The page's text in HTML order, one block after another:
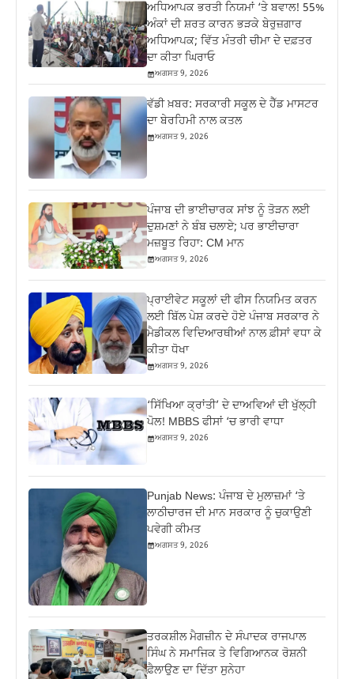
ਅਧਿਆਪਕ ਭਰਤੀ ਨਿਯਮਾਂ ‘ਤੇ ਬਵਾਲ! 55%
ਅੰਕਾਂ ਦੀ ਸ਼ਰਤ ਕਾਰਨ ਭੜਕੇ ਬੇਰੁਜ਼ਗਾਰ
ਅਧਿਆਪਕ; ਵਿੱਤ ਮੰਤਰੀ ਚੀਮਾ ਦੇ ਦਫ਼ਤਰ
ਦਾ ਕੀਤਾ ਘਿਰਾਓ
ਅਗਸਤ 9, 2026
ਵੱਡੀ ਖ਼ਬਰ: ਸਰਕਾਰੀ ਸਕੂਲ ਦੇ ਹੈੱਡ ਮਾਸਟਰ
ਦਾ ਬੇਰਹਿਮੀ ਨਾਲ ਕਤਲ
ਅਗਸਤ 9, 2026
ਪੰਜਾਬ ਦੀ ਭਾਈਚਾਰਕ ਸਾਂਝ ਨੂੰ ਤੋੜਨ ਲਈ
ਦੁਸ਼ਮਣਾਂ ਨੇ ਬੰਬ ਚਲਾਏ; ਪਰ ਭਾਈਚਾਰਾ
ਮਜ਼ਬੂਤ ਰਿਹਾ: CM ਮਾਨ
ਅਗਸਤ 9, 2026
ਪ੍ਰਾਈਵੇਟ ਸਕੂਲਾਂ ਦੀ ਫੀਸ ਨਿਯਮਿਤ ਕਰਨ
ਲਈ ਬਿੱਲ ਪੇਸ਼ ਕਰਦੇ ਹੋਏ ਪੰਜਾਬ ਸਰਕਾਰ ਨੇ
ਮੈਡੀਕਲ ਵਿਦਿਆਰਥੀਆਂ ਨਾਲ ਫ਼ੀਸਾਂ ਵਧਾ ਕੇ
ਕੀਤਾ ਧੋਖਾ
ਅਗਸਤ 9, 2026
‘ਸਿੱਖਿਆ ਕ੍ਰਾਂਤੀ’ ਦੇ ਦਾਅਵਿਆਂ ਦੀ ਖੁੱਲ੍ਹੀ
ਪੋਲ! MBBS ਫੀਸਾਂ ‘ਚ ਭਾਰੀ ਵਾਧਾ
ਅਗਸਤ 9, 2026
Punjab News: ਪੰਜਾਬ ਦੇ ਮੁਲਾਜ਼ਮਾਂ ‘ਤੇ
ਲਾਠੀਚਾਰਜ ਦੀ ਮਾਨ ਸਰਕਾਰ ਨੂੰ ਚੁਕਾਉਣੀ
ਪਵੇਗੀ ਕੀਮਤ
ਅਗਸਤ 9, 2026
ਤਰਕਸ਼ੀਲ ਮੈਗਜ਼ੀਨ ਦੇ ਸੰਪਾਦਕ ਰਾਜਪਾਲ
ਸਿੰਘ ਨੇ ਸਮਾਜਿਕ ਤੇ ਵਿਗਿਆਨਕ ਰੋਸ਼ਨੀ
ਫ਼ੈਲਾਉਣ ਦਾ ਦਿੱਤਾ ਸੁਨੇਹਾ